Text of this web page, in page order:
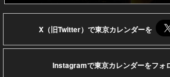
X（旧Twitter）で東京カレンダーを
Instagramで東京カレンダーをフォ